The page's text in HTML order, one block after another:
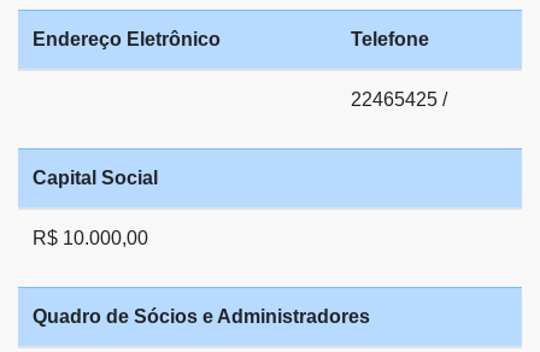
Endereço Eletrônico Telefone
22465425 /
Capital Social
R$ 10.000,00
Quadro de Sócios e Administradores